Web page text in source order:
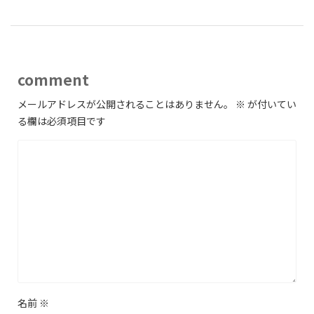
comment
メールアドレスが公開されることはありません。 ※ が付いてい
る欄は必須項目です
名前 ※